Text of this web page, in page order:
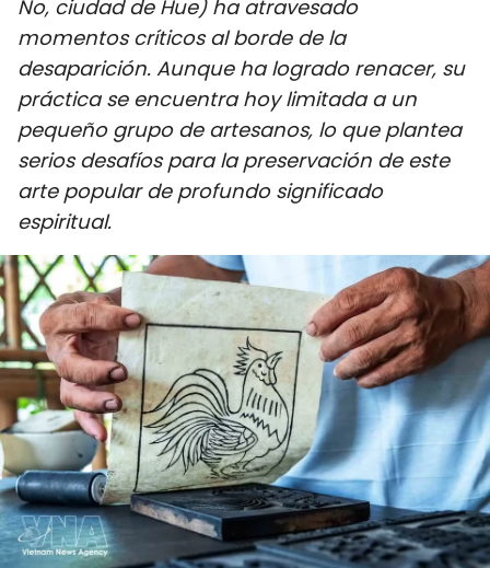
INTERNACIONAL
DEPORTES
VIAJES
PUENTE DE AMISTAD
HISTORIAS MULTIMEDIA
FOTOGRAFÍA
¿QUIÉNES SOMOS?
TIẾNG VIỆT
ENGLISH
中文
No, ciudad de Hue) ha atravesado
momentos críticos al borde de la
desaparición. Aunque ha logrado renacer, su
práctica se encuentra hoy limitada a un
pequeño grupo de artesanos, lo que plantea
serios desafíos para la preservación de este
arte popular de profundo significado
espiritual.